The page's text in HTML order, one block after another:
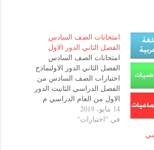
امتحانات الصف السادس
الفصل الثاني الدور الاول
امتحانات الصف السادس
الفصل الثاني الدور الاولنماذج
اختبارات الصف السادس من
الفصل الدراسي الثانيث الدور
الاول من العام الدراسي م
سلطنة عمان.نماذج اختبارات
للصف السادس الفصل الثاني-
الإسلامية - اللغة العربية -
14 مايو، 2019
في "اختبارات"